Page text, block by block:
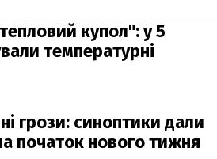
купол": у 5
температурні
грози: синоптики дали
початок нового тижня